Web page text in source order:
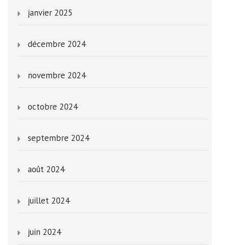
janvier 2025
décembre 2024
novembre 2024
octobre 2024
septembre 2024
août 2024
juillet 2024
juin 2024